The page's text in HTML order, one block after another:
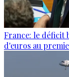
France: le déficit
d'euros au